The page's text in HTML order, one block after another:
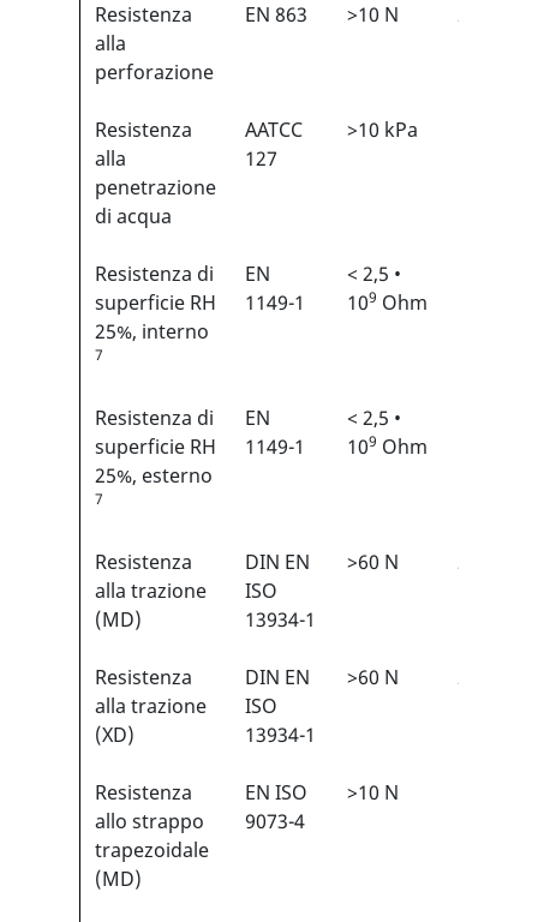
Resistenza
alla
perforazione
EN 863 >10 N 2/6
Resistenza
alla
penetrazione
di acqua
AATCC
127
>10 kPa
Resistenza di
superficie RH
25%, interno
7
EN
1149-1
< 2,5 •
109 Ohm
Resistenza di
superficie RH
25%, esterno
7
EN
1149-1
< 2,5 •
109 Ohm
Resistenza
alla trazione
(MD)
DIN EN
ISO
13934-1
>60 N 2/6
Resistenza
alla trazione
(XD)
DIN EN
ISO
13934-1
>60 N 2/6
Resistenza
allo strappo
trapezoidale
(MD)
EN ISO
9073-4
>10 N